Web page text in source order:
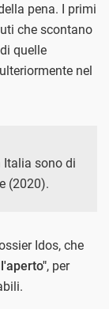
pena. I primi
che scontano
quelle
nel
sono di
(2020).
Idos, che
, per